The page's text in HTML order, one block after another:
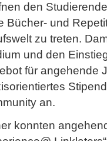
den
Bücher- und
zu treten.
und den
für angehende
an.
konnten